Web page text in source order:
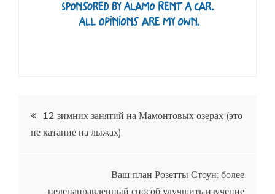
Навигация
12 зимних занятий на Мамонтовых озерах (это
не катание на лыжах)
Ваш план Розетты Стоун: более
целенаправленный способ улучшить изучение